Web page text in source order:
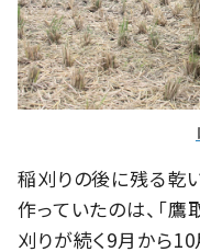
稲刈りの後に残る乾
作っていたのは、「
刈りが続く9月から